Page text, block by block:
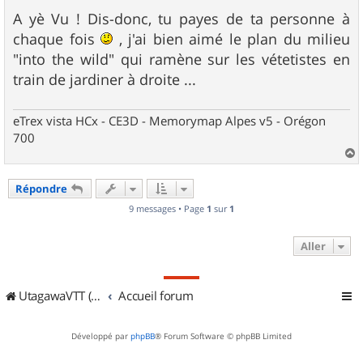
s
a
g
e
A yè Vu ! Dis-donc, tu payes de ta personne à
chaque fois
, j'ai bien aimé le plan du milieu
"into the wild" qui ramène sur les vétetistes en
train de jardiner à droite ...
eTrex vista HCx - CE3D - Memorymap Alpes v5 - Orégon
700
a
Répondre
9 messages • Page 1 sur 1
Aller
UtagawaVTT (Randos VTT et VTTAE avec traces GPS) Accueil forum
Développé par phpBB® Forum Software © phpBB Limited